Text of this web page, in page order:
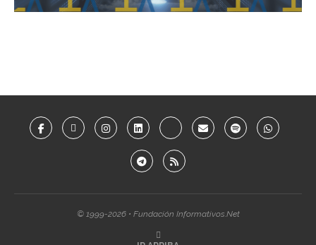
© 1999-2026 • Fundación Informativos.Net